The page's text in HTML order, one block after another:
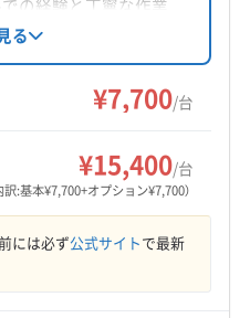
市 西都市
町
児湯郡新富町
児湯郡都農町
の経験と丁寧な作業
ニングを中心に年間
険加入、医療用洗剤
配慮など、安心でき
す。
る
¥7,700/台
¥15,400/台
訳:基本¥7,700+オプション¥7,700）
には必ず公式サイトで最新